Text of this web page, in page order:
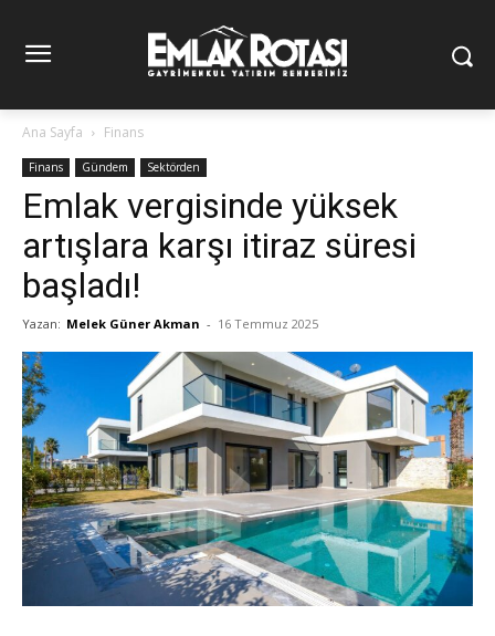
Ana Sayfa Finans
Finans Gündem Sektörden
Emlak vergisinde yüksek
artışlara karşı itiraz süresi
başladı!
Yazan: Melek Güner Akman - 16 Temmuz 2025